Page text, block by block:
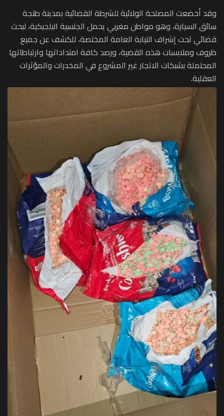
وقد أخضعت المصلحة الولائية للشرطة القضائية بمدينة طنجة
سائق السيارة، وهو مواطن مغربي يحمل الجنسية البلجيكية، لبحث
قضائي تحت إشراف النيابة العامة المختصة، للكشف عن جميع
ظروف وملابسات هذه القضية، ورصد كافة امتداداتها وارتباطاتها
المحتملة بشبكات الاتجار غير المشروع في المخدرات والمؤثرات
العقلية.